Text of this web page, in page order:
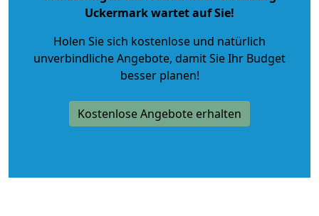
Uckermark wartet auf Sie!
Holen Sie sich kostenlose und natürlich
unverbindliche Angebote, damit Sie Ihr Budget
besser planen!
Kostenlose Angebote erhalten